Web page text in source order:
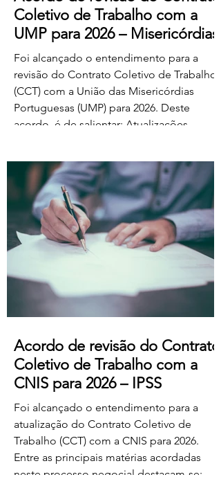
Coletivo de Trabalho com a
UMP para 2026 – Misericórdias
Foi alcançado o entendimento para a
revisão do Contrato Coletivo de Trabalho
(CCT) com a União das Misericórdias
Portuguesas (UMP) para 2026. Deste
acordo, é de salientar: Atualizações
professores dos ensinos básico e
secundário profissionalizados; Aumento
do subsídio de refeição para os 5,50€.
Estas alterações produzem efeitos
retroativos a janeiro de 2026, aguardando-
se a sua publicação no Boletim
Acordo de revisão do Contrato
Coletivo de Trabalho com a
CNIS para 2026 – IPSS
Foi alcançado o entendimento para a
atualização do Contrato Coletivo de
Trabalho (CCT) com a CNIS para 2026.
Entre as principais matérias acordadas
neste processo negocial destacam-se: